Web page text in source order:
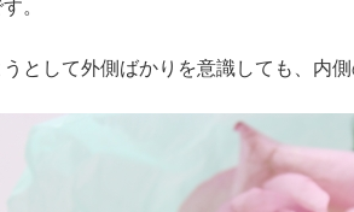
。
として外側ばかりを意識しても、内